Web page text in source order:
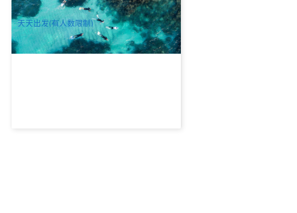
AUD $160.00
PER09451
天天出发(有人数限制)